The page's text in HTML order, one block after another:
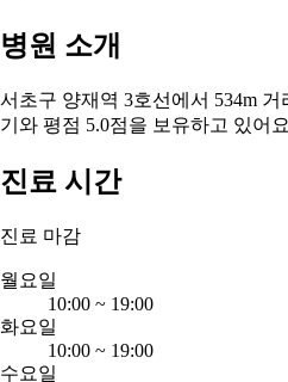
병원 소개
서초구 양재역 3호선에서 534m
기와 평점 5.0점을 보유하고 있어
진료 시간
진료 마감
월요일
10:00 ~ 19:00
화요일
10:00 ~ 19:00
수요일